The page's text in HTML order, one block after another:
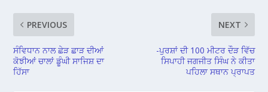
PREVIOUS
ਸੰਵਿਧਾਨ ਨਾਲ ਛੇੜ ਛਾੜ ਦੀਆਂ
ਕੋਝੀਆਂ ਚਾਲਾਂ ਡੂੰਘੀ ਸਾਜਿਸ਼ ਦਾ
ਹਿੱਸਾ
NEXT
-ਪੁਰਸ਼ਾਂ ਦੀ 100 ਮੀਟਰ ਦੌੜ ਵਿੱਚ
ਸਿਪਾਹੀ ਜਗਜੀਤ ਸਿੰਘ ਨੇ ਕੀਤਾ
ਪਹਿਲਾ ਸਥਾਨ ਪ੍ਰਾਪਤ